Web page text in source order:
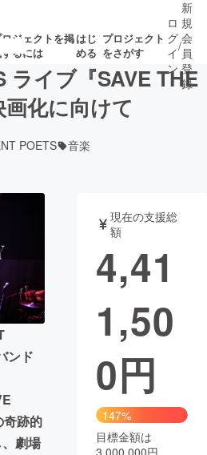
ジェクトを掲
るには
はじ
める
プロジェクト
をさがす
募集終了が近いプ
ロジェクト
音楽
ジェット ゲーム・サ
Good
CAMPFIRE Creation
ロ
グ
イ
ン
/
新
規
会
員
登
録
ライブ『SAVE THE
画化に向けて
POETS 音楽
ンド
奇跡的
劇場
現在の支援総
額
4,41
1,50
0円
147%
目標金額は
3,000,000円